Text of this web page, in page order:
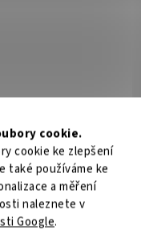
cookie.
cookie ke zlepšení
také používáme ke
a měření
naleznete v
Google.